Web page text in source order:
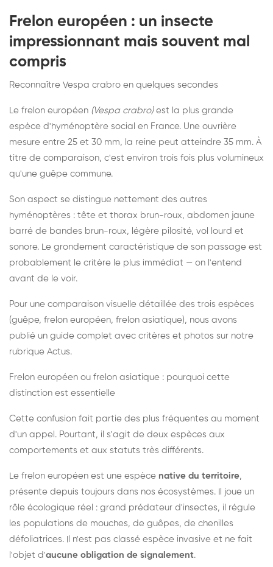
Frelon européen : un insecte
impressionnant mais souvent mal
compris
Reconnaître Vespa crabro en quelques secondes
Le frelon européen (Vespa crabro)est la plus grande
espèce d'hyménoptère social en France. Une ouvrière
mesure entre 25 et 30 mm, la reine peut atteindre 35 mm. À
titre de comparaison, c'est environ trois fois plus volumineux
qu'une guêpe commune.
Son aspect se distingue nettement des autres
hyménoptères : tête et thorax brun-roux, abdomen jaune
barré de bandes brun-roux, légère pilosité, vol lourd et
sonore. Le grondement caractéristique de son passage est
probablement le critère le plus immédiat — on l'entend
avant de le voir.
Pour une comparaison visuelle détaillée des trois espèces
(guêpe, frelon européen, frelon asiatique), nous avons
publié un guide complet avec critères et photos sur notre
rubrique Actus.
Frelon européen ou frelon asiatique : pourquoi cette
distinction est essentielle
Cette confusion fait partie des plus fréquentes au moment
d'un appel. Pourtant, il s'agit de deux espèces aux
comportements et aux statuts très différents.
Le frelon européen est une espèce native du territoire,
présente depuis toujours dans nos écosystèmes. Il joue un
rôle écologique réel : grand prédateur d'insectes, il régule
les populations de mouches, de guêpes, de chenilles
défoliatrices. Il n'est pas classé espèce invasive et ne fait
l'objet d'aucune obligation de signalement.